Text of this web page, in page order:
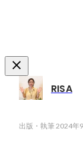
RISA
出版・執筆2024年